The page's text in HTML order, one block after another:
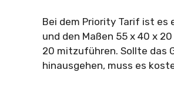
Bei dem Priority Tarif ist es
und den Maßen 55 x 40 x
20 mitzuführen. Sollte das
hinausgehen, muss es